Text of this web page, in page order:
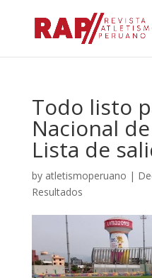
Todo listo
Nacional
Lista de
by atletismoperuano |
Resultados